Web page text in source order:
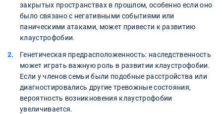
закрытых пространствах в прошлом, особенно если оно
было связано с негативными событиями или
паническими атаками, может привести к развитию
клаустрофобии.
Генетическая предрасположенность: наследственность
может играть важную роль в развитии клаустрофобии.
Если у членов семьи были подобные расстройства или
диагностировались другие тревожные состояния,
вероятность возникновения клаустрофобии
увеличивается.